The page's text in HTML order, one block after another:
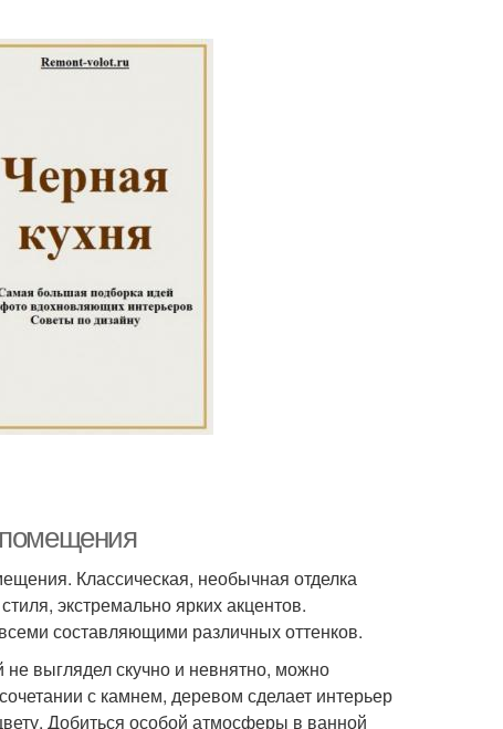
Классическая, необычная отделка
экстремально ярких акцентов.
составляющими различных оттенков.
выглядел скучно и невнятно, можно
с камнем, деревом сделает интерьер
Добиться особой атмосферы в ванной